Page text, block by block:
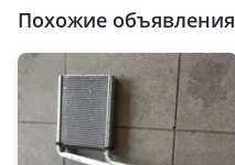
Похожие объявления